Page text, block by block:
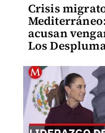
Crisis
acusan
Los